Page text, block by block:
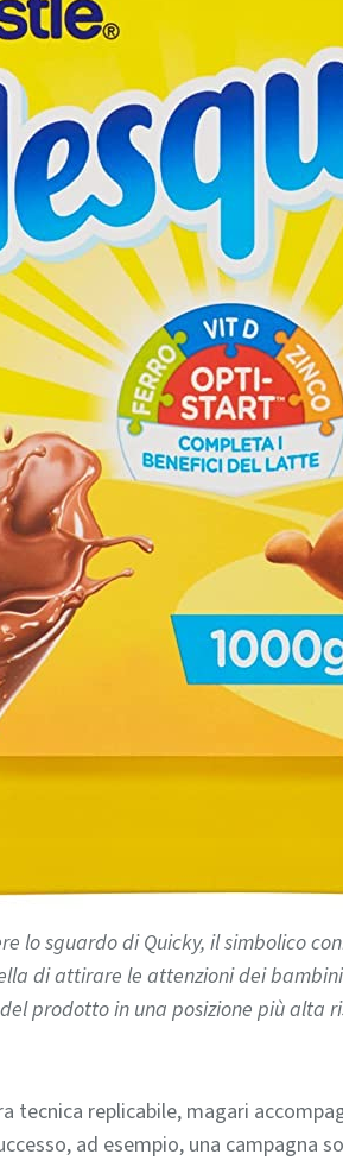
lo sguardo di Quicky, il simbolico
di attirare le attenzioni dei
del prodotto in una posizione più alta
tecnica replicabile, magari
ad esempio, una campagna